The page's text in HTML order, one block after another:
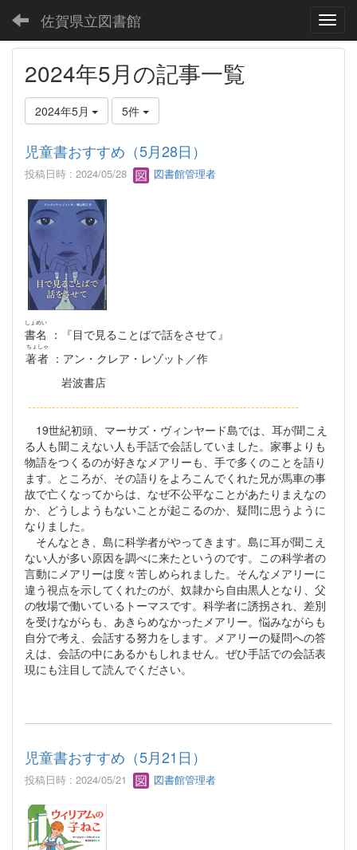
佐賀県立図書館
2024年5月の記事一覧
2024年5月 5件
児童書おすすめ（5月28日）
投稿日時 : 2024/05/28 図書館管理者
書名
しょめい
：『目で見ることばで話をさせて』
著者
ちょしゃ
：アン・クレア・レゾット／作
岩波書店
--------------------------------------------------------------------
19世紀初頭、マーサズ・ヴィンヤード島では、耳が聞こえ
る人も聞こえない人も手話で会話していました。家事よりも
物語をつくるのが好きなメアリーも、手で多くのことを語り
ます。ところが、その語りをよろこんでくれた兄が馬車の事
故で亡くなってからは、なぜ不公平なことがあたりまえなの
か、どうしようもないことが起こるのか、疑問に思うように
なりました。
そんなとき、島に科学者がやってきます。島に耳が聞こえ
ない人が多い原因を調べに来たというのです。この科学者の
言動にメアリーは度々苦しめられました。そんなメアリーに
違う視点を示してくれたのが、奴隷から自由黒人となり、父
の牧場で働いているトーマスです。科学者に誘拐され、差別
を受けながらも、あきらめなかったメアリー。悩みながらも
自分で考え、会話する努力をします。メアリーの疑問への答
えは、会話の中にあるかもしれません。ぜひ手話での会話表
現にも注目して読んでください。
児童書おすすめ（5月21日）
投稿日時 : 2024/05/21 図書館管理者